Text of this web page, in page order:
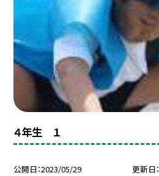
４年生 １
公開日 2023/05/29 更新日